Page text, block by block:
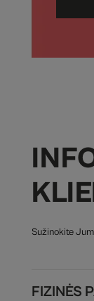
Sužinokite
FIZINĖS